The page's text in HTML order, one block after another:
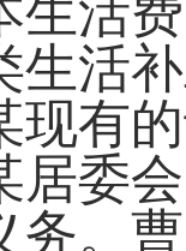
生活
生活
现有
居委
务。